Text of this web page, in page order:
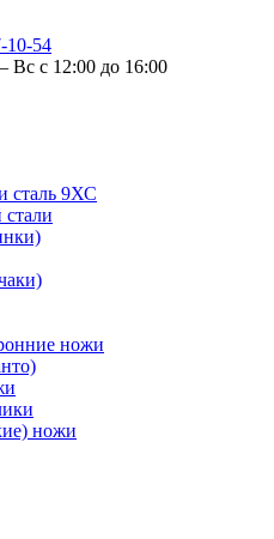
10-54
с 12:00 до 16:00
сталь 9ХС
ножи
ножи